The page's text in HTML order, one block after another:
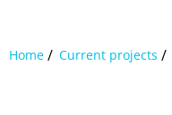
/
Current projects
/
Home